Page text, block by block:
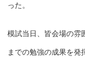
った。
模試当日、皆会場の雰
までの勉強の成果を発